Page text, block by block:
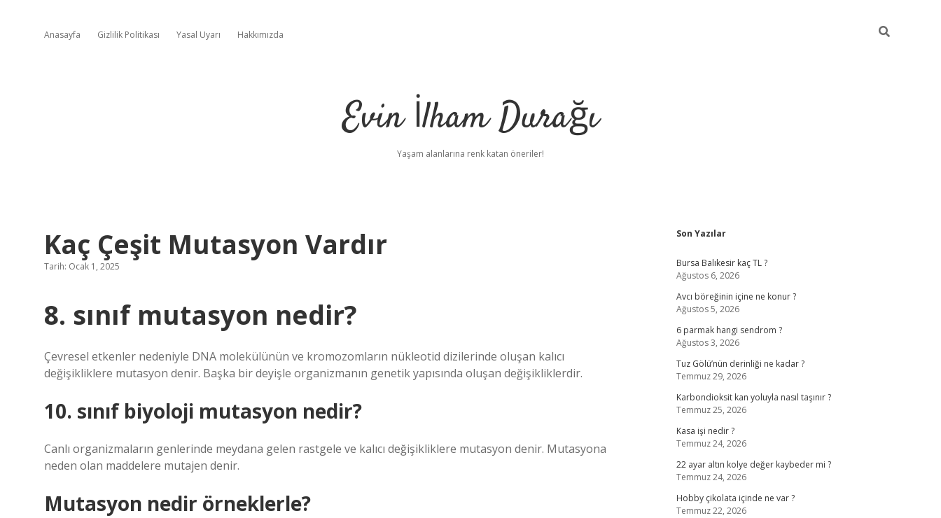
Anasayfa Gizlilik Politikası Yasal Uyarı Hakkımızda
Evin İlham Durağı
Yaşam alanlarına renk katan öneriler!
Kaç Çeşit Mutasyon Vardır
Tarih: Ocak 1, 2025
8. sınıf mutasyon nedir?
Çevresel etkenler nedeniyle DNA molekülünün ve kromozomların nükleotid dizilerinde oluşan kalıcı
değişikliklere mutasyon denir. Başka bir deyişle organizmanın genetik yapısında oluşan değişikliklerdir.
10. sınıf biyoloji mutasyon nedir?
Canlı organizmaların genlerinde meydana gelen rastgele ve kalıcı değişikliklere mutasyon denir. Mutasyona
neden olan maddelere mutajen denir.
Mutasyon nedir örneklerle?
Sidebar
Son Yazılar
Bursa Balıkesir kaç TL ?
Ağustos 6, 2026
Avcı böreğinin içine ne konur ?
Ağustos 5, 2026
6 parmak hangi sendrom ?
Ağustos 3, 2026
Tuz Gölü’nün derinliği ne kadar ?
Temmuz 29, 2026
Karbondioksit kan yoluyla nasıl taşınır ?
Temmuz 25, 2026
Kasa işi nedir ?
Temmuz 24, 2026
22 ayar altın kolye değer kaybeder mi ?
Temmuz 24, 2026
Hobby çikolata içinde ne var ?
Temmuz 22, 2026